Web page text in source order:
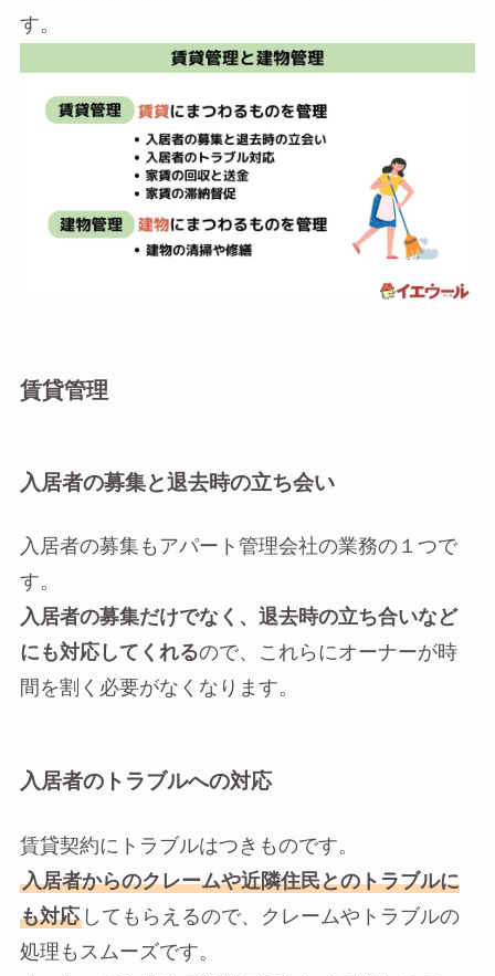
す。
賃貸管理
入居者の募集と退去時の立ち会い
入居者の募集もアパート管理会社の業務の１つで
す。
入居者の募集だけでなく、退去時の立ち合いなど
にも対応してくれるので、これらにオーナーが時
間を割く必要がなくなります。
入居者のトラブルへの対応
賃貸契約にトラブルはつきものです。
入居者からのクレームや近隣住民とのトラブルに
も対応してもらえるので、クレームやトラブルの
処理もスムーズです。